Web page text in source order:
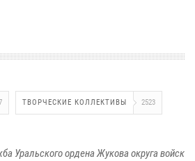
ТВОРЧЕСКИЕ КОЛЛЕКТИВЫ 2523
Уральского ордена Жукова округа войск